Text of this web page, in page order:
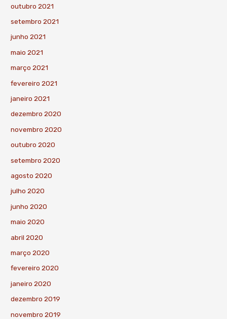
outubro 2021
setembro 2021
junho 2021
maio 2021
março 2021
fevereiro 2021
janeiro 2021
dezembro 2020
novembro 2020
outubro 2020
setembro 2020
agosto 2020
julho 2020
junho 2020
maio 2020
abril 2020
março 2020
fevereiro 2020
janeiro 2020
dezembro 2019
novembro 2019